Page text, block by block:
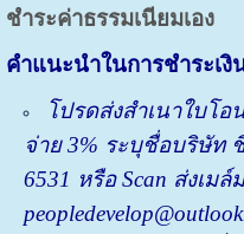
ชำระค่าธรรมเนียมเอง
คำแนะนำในการชำระเงิ
โปรดส่งสำเนาใบโอ
จ่าย3% ระบุชื่อบริษัท
6531 หรือ Scan ส่งเมล์